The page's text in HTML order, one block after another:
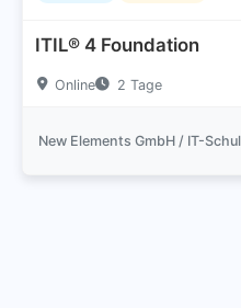
ITIL® 4 Foundation
Online 2 Tage